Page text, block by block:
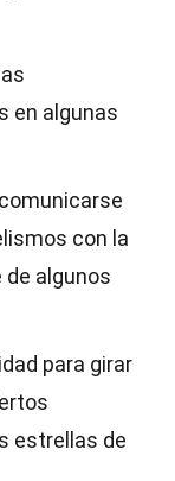
en algunas
con la
algunos
para girar
estrellas de